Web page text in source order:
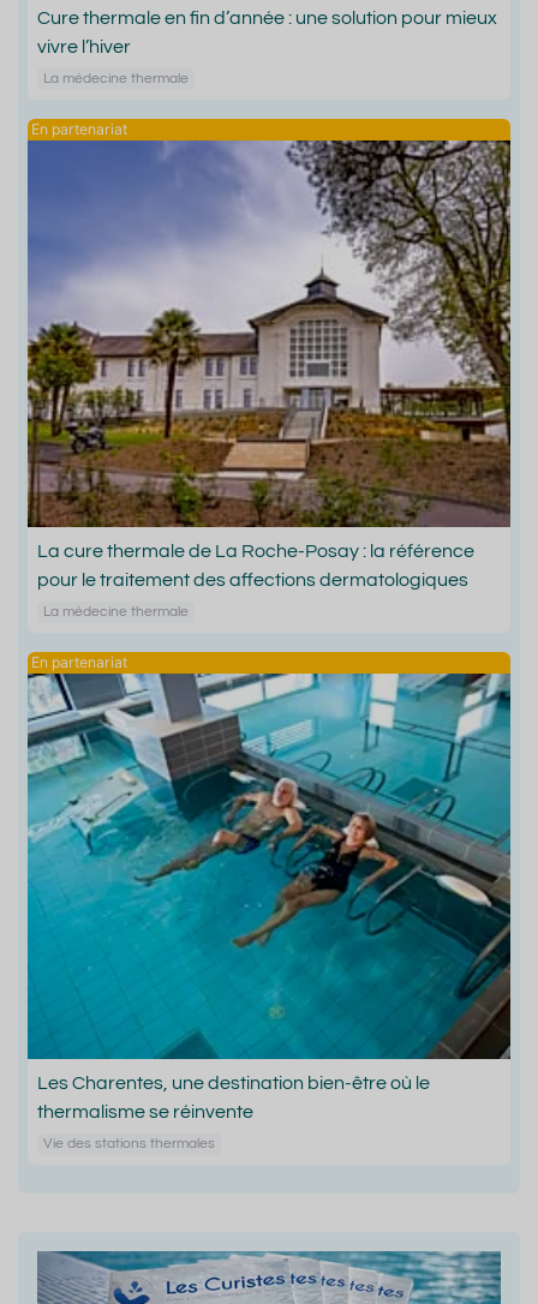
Cure thermale en fin d’année : une solution pour mieux
vivre l’hiver
La médecine thermale
La cure thermale de La Roche-Posay : la référence
pour le traitement des affections dermatologiques
La médecine thermale
Les Charentes, une destination bien-être où le
thermalisme se réinvente
Vie des stations thermales